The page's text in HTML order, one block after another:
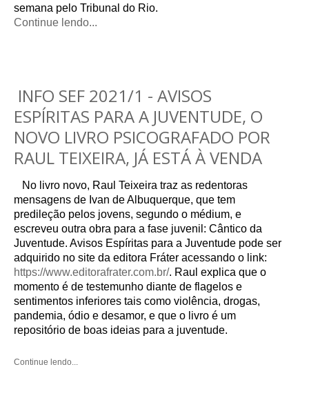
semana pelo Tribunal do Rio.
Continue lendo...
INFO SEF 2021/1 - AVISOS
ESPÍRITAS PARA A JUVENTUDE, O
NOVO LIVRO PSICOGRAFADO POR
RAUL TEIXEIRA, JÁ ESTÁ À VENDA
No livro novo, Raul Teixeira traz as redentoras
mensagens de Ivan de Albuquerque, que tem
predileção pelos jovens, segundo o médium, e
escreveu outra obra para a fase juvenil: Cântico da
Juventude. Avisos Espíritas para a Juventude pode ser
adquirido no site da editora Fráter acessando o link:
https://www.editorafrater.com.br/. Raul explica que o
momento é de testemunho diante de flagelos e
sentimentos inferiores tais como violência, drogas,
pandemia, ódio e desamor, e que o livro é um
repositório de boas ideias para a juventude.
Continue lendo...